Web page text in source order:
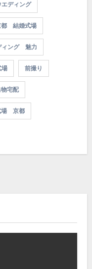
ディング
都 結婚式場
ィング 魅力
場 前撮り
宅配
場 京都